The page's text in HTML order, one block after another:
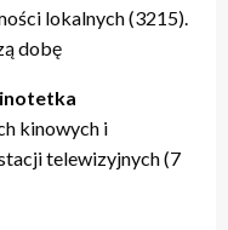
lokalnych (3215).
dobę
kinowych i
telewizyjnych (7